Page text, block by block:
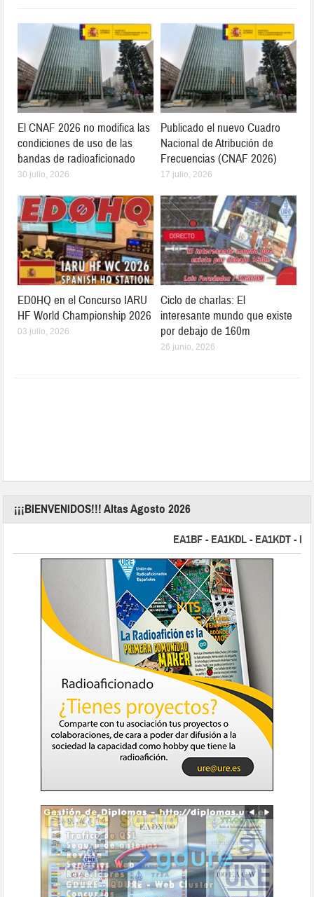
El CNAF 2026 no modifica las
condiciones de uso de las
bandas de radioaficionado
30 julio, 2026
Publicado el nuevo Cuadro
Nacional de Atribución de
Frecuencias (CNAF 2026)
17 julio, 2026
ED0HQ en el Concurso IARU
HF World Championship 2026
03 julio, 2026
Ciclo de charlas: El
interesante mundo que existe
por debajo de 160m
26 junio, 2026
¡¡¡BIENVENIDOS!!! Altas Agosto 2026
EA1BF - EA1KDL - EA1KDT -